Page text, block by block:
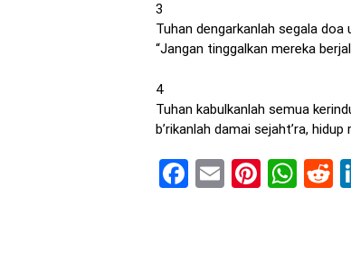
3
Tuhan dengarkanlah segala doa
“Jangan tinggalkan mereka
4
Tuhan kabulkanlah semua
b’rikanlah damai sejaht’ra, hidup
Facebook
Email